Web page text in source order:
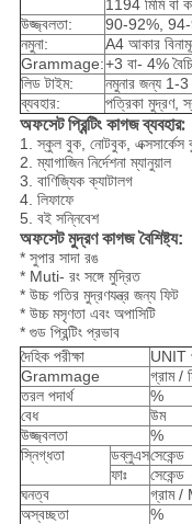
1194 মিমি বা
উজ্জ্বলতা:
90-92%,
নমুনা:
A4 আকার
Grammage:+3 বা- 4%
লিড টাইম:
নমুনার জন্য 1-3
ব্যবহার:
পত্রিকা মুদ্রণ,
অফসেট প্রিন্টিং কাগজব্যবহার:
1. স্কুল বুক, নোটবুক, এক্সসার্কেস
2. ম্যাগাজিন নির্দেশনা ম্যানুয়াল
3. বাণিজ্যিক ক্যাটালগ
4. লিফাফে
5. বই সন্নিবেশ
অফসেট মুদ্রণ কাগজ বৈশিষ্ট্য:
* সুপার সাদা রঙ
* Muti- রং সঙ্গে মুদ্রিত
* উচ্চ গতির মুদ্রণযন্ত্র জন্য ফিট
* উচ্চ মসৃণতা এবং অপাসিটি
* গুড প্রিন্টিং প্রভাব
দৈহিক পরীক্ষা
UNIT
Grammage
গ্রাম /
তরল পদার্থ
%
বেধ
উম
উজ্জ্বলতা
%
স্নিগ্ধতা
ডব্লুএসসেকেন্ড
ফাঃ
সেকেন্ড
ঘনত্ব
গ্রাম /
অস্বচ্ছতা
%